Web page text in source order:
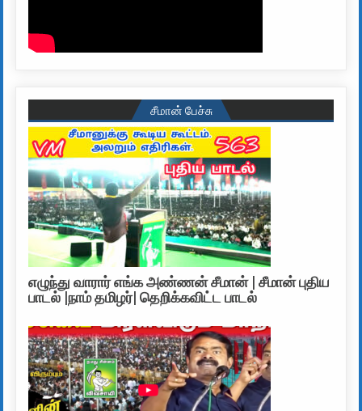
சீமான் பேச்சு
எழுந்து வாரார் எங்க அண்ணன் சீமான் | சீமான் புதிய
பாடல் |நாம் தமிழர்| தெறிக்கவிட்ட பாடல்